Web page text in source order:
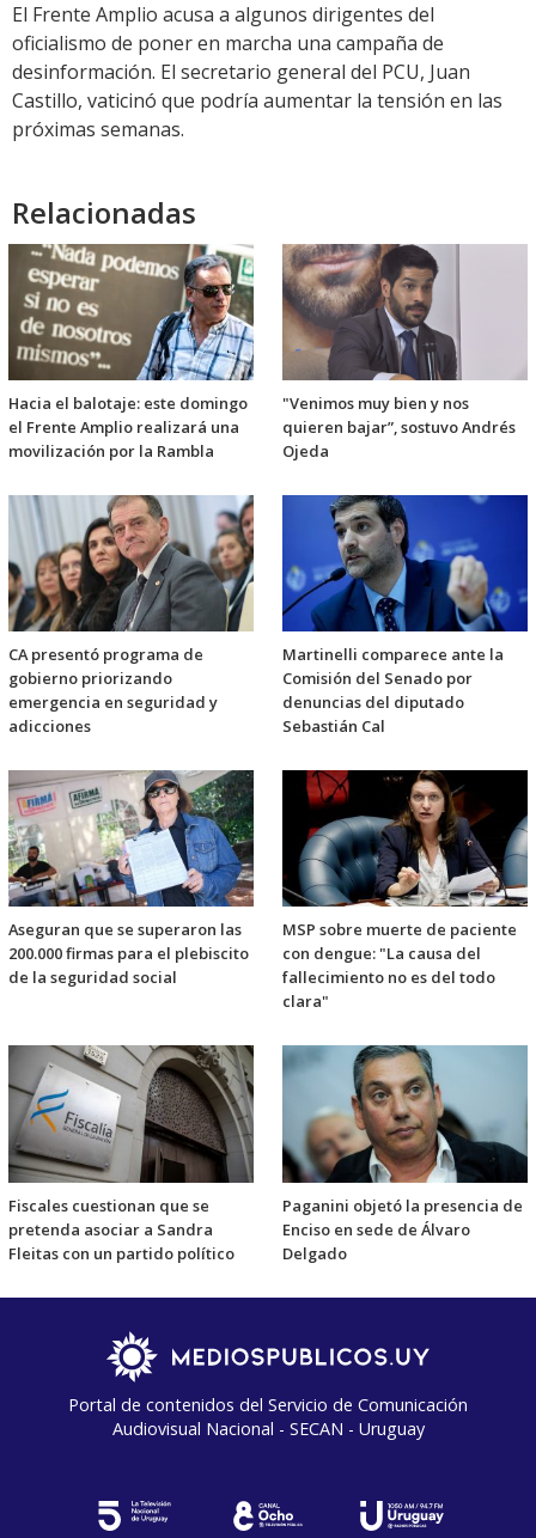
El Frente Amplio acusa a algunos dirigentes del
oficialismo de poner en marcha una campaña de
desinformación. El secretario general del PCU, Juan
Castillo, vaticinó que podría aumentar la tensión en las
próximas semanas.
Relacionadas
Hacia el balotaje: este domingo
el Frente Amplio realizará una
movilización por la Rambla
"Venimos muy bien y nos
quieren bajar”, sostuvo Andrés
Ojeda
CA presentó programa de
gobierno priorizando
emergencia en seguridad y
adicciones
Martinelli comparece ante la
Comisión del Senado por
denuncias del diputado
Sebastián Cal
Aseguran que se superaron las
200.000 firmas para el plebiscito
de la seguridad social
MSP sobre muerte de paciente
con dengue: "La causa del
fallecimiento no es del todo
clara"
Fiscales cuestionan que se
pretenda asociar a Sandra
Fleitas con un partido político
Paganini objetó la presencia de
Enciso en sede de Álvaro
Delgado
Portal de contenidos del Servicio de Comunicación
Audiovisual Nacional - SECAN - Uruguay